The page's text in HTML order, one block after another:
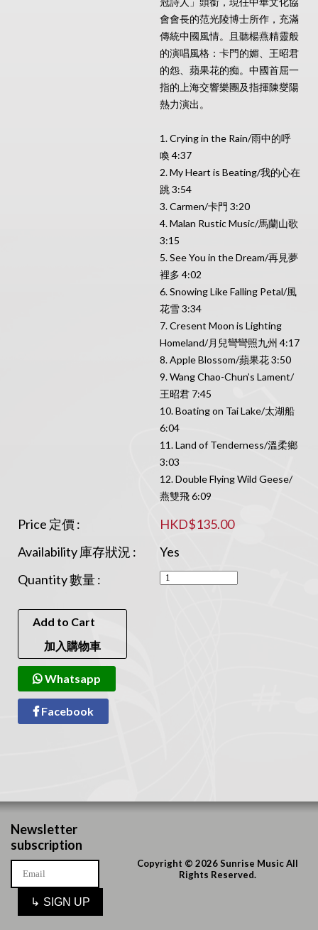
會會長的范光陵博士所作，充滿
傳統中國風情。且聽楊燕精靈般
的演唱風格：卡門的媚、王昭君
的怨、蘋果花的痴。中國首屈一
指的上海交響樂團及指揮陳燮陽
熱力演出。
1. Crying in the Rain/雨中的呼
喚 4:37
2. My Heart is Beating/我的心在
跳 3:54
3. Carmen/卡門 3:20
4. Malan Rustic Music/馬蘭山歌
3:15
5. See You in the Dream/再見夢
裡多 4:02
6. Snowing Like Falling Petal/風
花雪 3:34
7. Cresent Moon is Lighting
Homeland/月兒彎彎照九州 4:17
8. Apple Blossom/蘋果花 3:50
9. Wang Chao-Chun’s Lament/
王昭君 7:45
10. Boating on Tai Lake/太湖船
6:04
11. Land of Tenderness/溫柔鄉
3:03
12. Double Flying Wild Geese/
燕雙飛 6:09
Price 定價 :
HKD$135.00
Availability 庫存狀況 :
Yes
Quantity 數量 :
Add to Cart
加入購物車
Whatsapp
Facebook
Newsletter
subscription
↳ SIGN UP
Copyright © 2026 Sunrise Music All
Rights Reserved.